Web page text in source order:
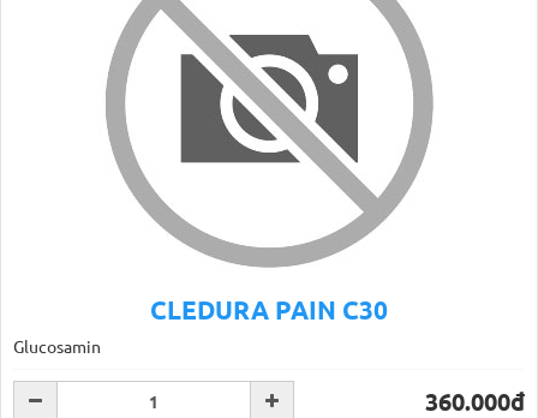
CLEDURA PAIN C30
Glucosamin
360.000đ